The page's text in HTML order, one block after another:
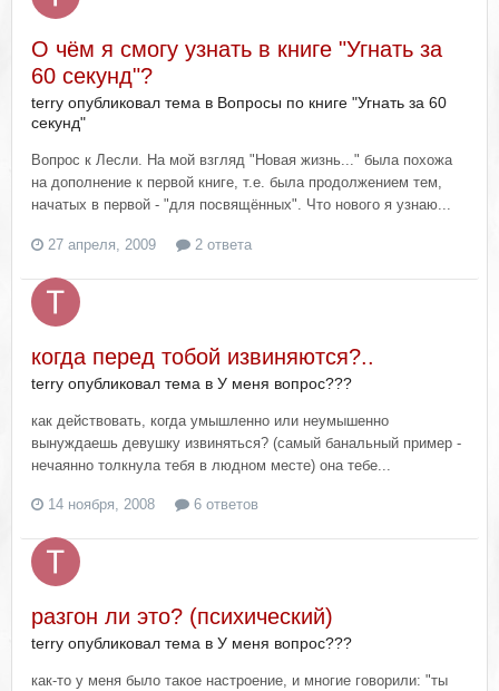
О чём я смогу узнать в книге "Угнать за
60 секунд"?
terry опубликовал тема в Вопросы по книге "Угнать за 60
секунд"
Вопрос к Лесли. На мой взгляд "Новая жизнь..." была похожа
на дополнение к первой книге, т.е. была продолжением тем,
начатых в первой - "для посвящённых". Что нового я узнаю...
27 апреля, 2009 2 ответа
когда перед тобой извиняются?..
terry опубликовал тема в У меня вопрос???
как действовать, когда умышленно или неумышенно
вынуждаешь девушку извиняться? (самый банальный пример -
нечаянно толкнула тебя в людном месте) она тебе...
14 ноября, 2008 6 ответов
разгон ли это? (психический)
terry опубликовал тема в У меня вопрос???
как-то у меня было такое настроение, и многие говорили: "ты